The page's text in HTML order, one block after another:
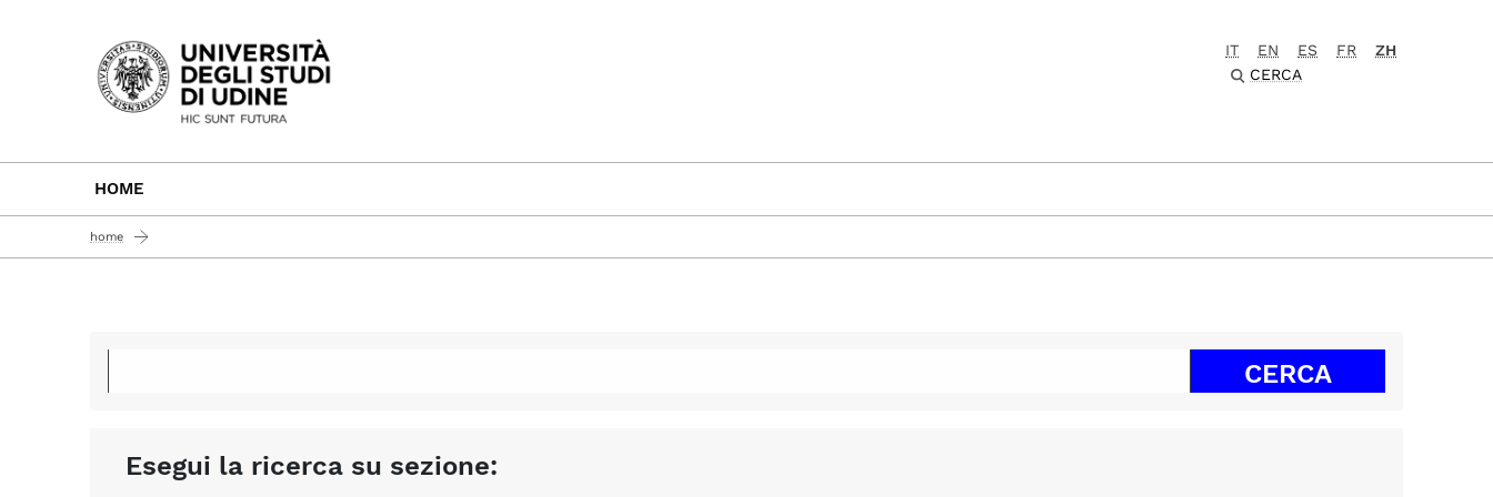
Passa al contenuto principale
IT EN ES FR
ZH
CERCA
HOME
home
Esegui la ricerca su sezione: